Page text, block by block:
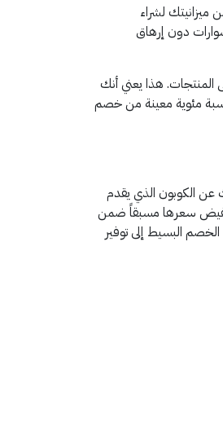
لشراء
دون إرهاق
هذا يعني أنك
مئوية معينة من خصم
الكوبون الذي يقدم
تخفيض سعرها مسبقاً ضمن
البسيط إلى توفير